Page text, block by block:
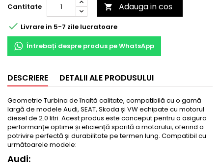
Cantitate
 Adauga in cos
 Livrare in 5-7 zile lucratoare
Întrebați despre produs pe WhatsApp
DESCRIERE DETALII ALE PRODUSULUI
Geometrie Turbina de înaltă calitate, compatibilă cu o gamă
largă de modele Audi, SEAT, Skoda și VW echipate cu motorul
diesel de 2.0 litri. Acest produs este conceput pentru a asigura
performanțe optime și eficiență sporită a motorului, oferind o
potrivire perfectă și durabilitate pe termen lung. Compatibil cu
următoarele modele:
Audi: